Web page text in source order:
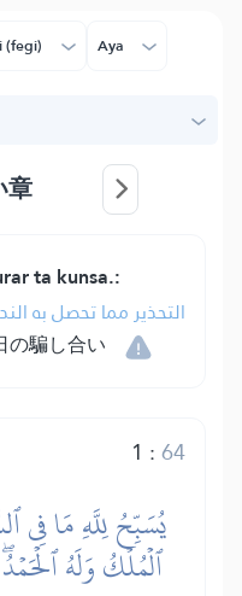
(fegi) Aya
ta kunsa.:
التحذير مما تحصل به
の騙し合い
1 :64
يُسَبِّحُ لِلَّهِ مَا فِي
ٱلۡمُلۡكُ وَلَهُ